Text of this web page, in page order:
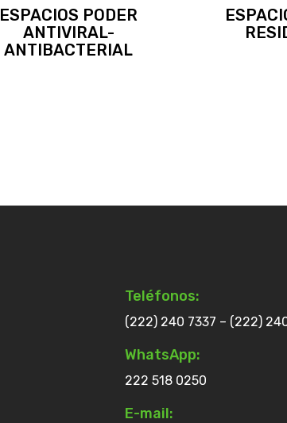
ESPACIOS PODER
ANTIVIRAL-
ANTIBACTERIAL
Teléfonos:
(222) 240 7337 – (222)
WhatsApp:
222 518 0250
E-mail: